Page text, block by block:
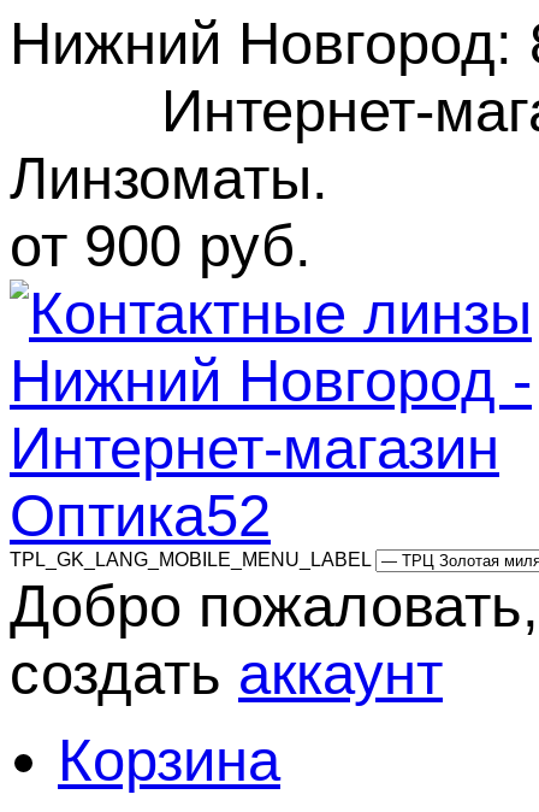
Нижний Новгород:
Интернет-
Линзоматы.
от 900 руб.
TPL_GK_LANG_MOBILE_MENU_LABEL
Добро
создать аккаунт
Корзина